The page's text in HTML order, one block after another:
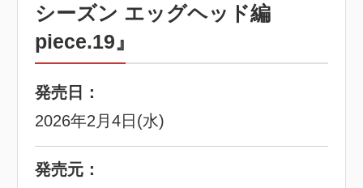
シーズン エッグヘッド編
piece.19』
発売日：
2026年2月4日(水)
発売元：